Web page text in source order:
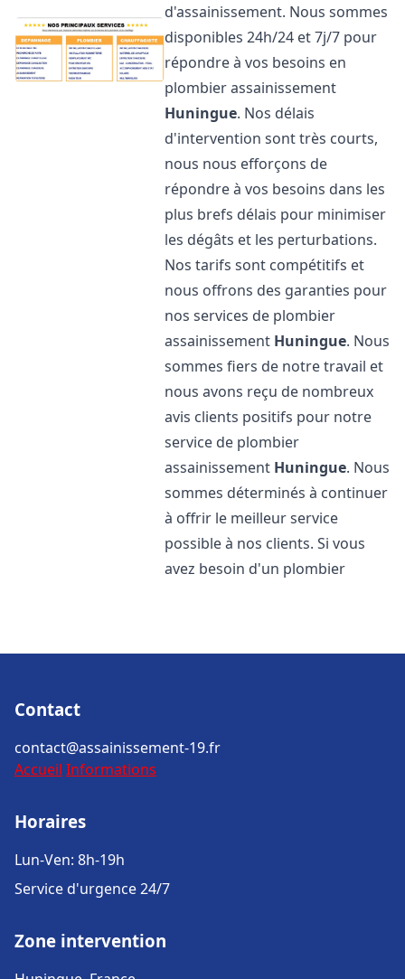
d'assainissement. Nous sommes
disponibles 24h/24 et 7j/7 pour
répondre à vos besoins en
plombier assainissement
Huningue. Nos délais
d'intervention sont très courts,
nous nous efforçons de
répondre à vos besoins dans les
plus brefs délais pour minimiser
les dégâts et les perturbations.
Nos tarifs sont compétitifs et
nous offrons des garanties pour
nos services de plombier
assainissement Huningue. Nous
sommes fiers de notre travail et
nous avons reçu de nombreux
avis clients positifs pour notre
service de plombier
assainissement Huningue. Nous
sommes déterminés à continuer
à offrir le meilleur service
possible à nos clients. Si vous
avez besoin d'un plombier
Contact
contact@assainissement-19.fr
Accueil Informations
Horaires
Lun-Ven: 8h-19h
Service d'urgence 24/7
Zone intervention